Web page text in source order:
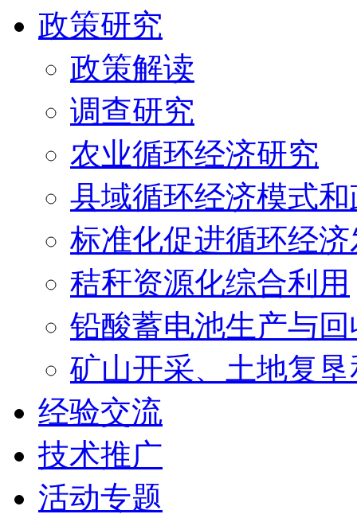
政策研究
政策解读
调查研究
农业循环经济研究
县域循环经济模式
标准化促进循环经
秸秆资源化综合利用
铅酸蓄电池生产与回
矿山开采、土地复
经验交流
技术推广
活动专题